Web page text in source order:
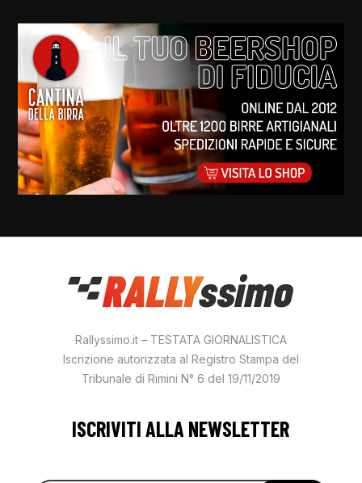
Rallyssimo.it – TESTATA GIORNALISTICA
Iscrizione autorizzata al Registro Stampa del
Tribunale di Rimini N° 6 del 19/11/2019
ISCRIVITI ALLA NEWSLETTER